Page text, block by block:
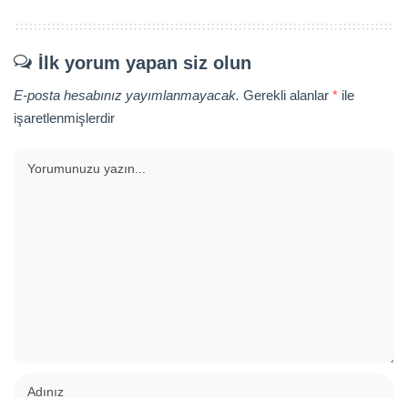
İlk yorum yapan siz olun
E-posta hesabınız yayımlanmayacak. Gerekli alanlar * ile
işaretlenmişlerdir